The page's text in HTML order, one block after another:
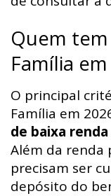
Quem
Família
O principal
Família em
de baixa
Além da renda
precisam ser
depósito do